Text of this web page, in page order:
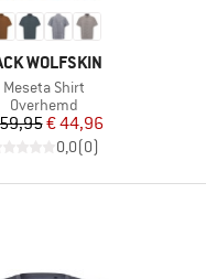
WOLFSKIN
Artikel
Meseta Shirt
Productgroep
Overhemd
Prijs
Verlaagde prijs
€ 44,96
0,0(0)